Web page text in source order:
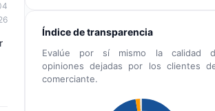
Índice de transparencia
Evalúe por sí mismo la calidad
opiniones dejadas por los clientes
comerciante.